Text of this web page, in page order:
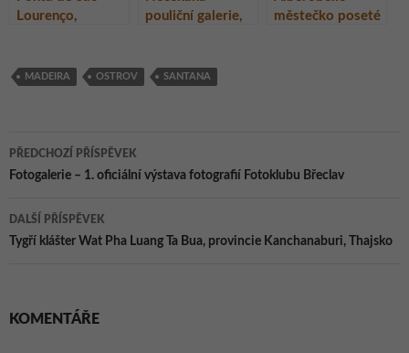
Lourenço,
pouliční galerie,
městečko poseté
MADEIRA OSTROV SANTANA
Navigace
pro
příspěvky
PŘEDCHOZÍ PŘÍSPĚVEK
Fotogalerie – 1. oficiální výstava fotografií Fotoklubu Břeclav
DALŠÍ PŘÍSPĚVEK
Tygří klášter Wat Pha Luang Ta Bua, provincie Kanchanaburi, Thajsko
KOMENTÁŘE